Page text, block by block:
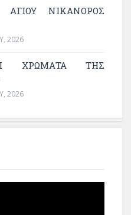
ΑΓΙΟΥ ΝΙΚΑΝΟΡΟΣ
2026
ΧΡΩΜΑΤΑ ΤΗΣ
2026